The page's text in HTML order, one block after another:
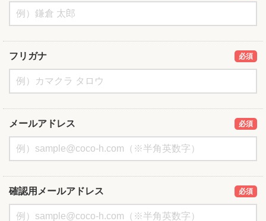
フリガナ 必須
メールアドレス 必須
確認用メールアドレス 必須